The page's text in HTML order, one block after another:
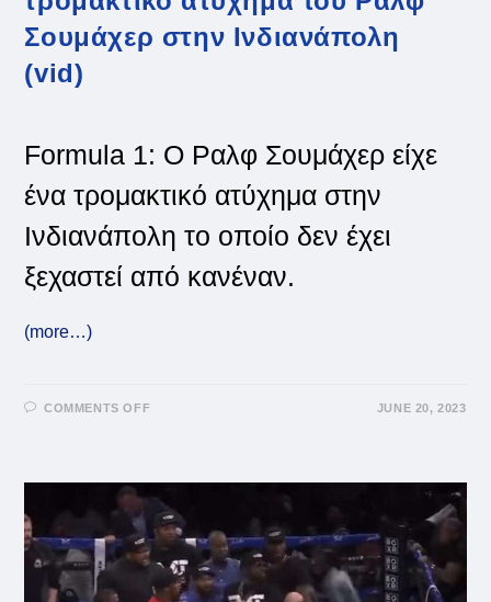
Σουμάχερ στην Ινδιανάπολη
(vid)
Formula 1: Ο Ραλφ Σουμάχερ είχε
ένα τρομακτικό ατύχημα στην
Ινδιανάπολη το οποίο δεν έχει
ξεχαστεί από κανέναν.
(more…)
COMMENTS OFF
ΑΤΎΧΗΜΑ
ΤΟΥ
ΡΑΛΦ
ΣΟΥΜΆΧΕΡ
ΣΤΗΝ
ΙΝΔΙΑΝΆΠΟΛΗ
(VID)
JUNE 20, 2023